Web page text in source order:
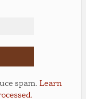
spam. Learn